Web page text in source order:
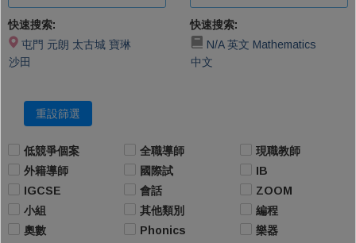
快速搜索:
屯門 元朗 太古城 寶琳
沙田
快速搜索:
N/A 英文 Mathematics
中文
重設篩選
低競爭個案 全職導師
現職教師
外籍導師
國際試
IB
IGCSE
會話
ZOOM
小組
其他類別
編程
奧數
Phonics
樂器